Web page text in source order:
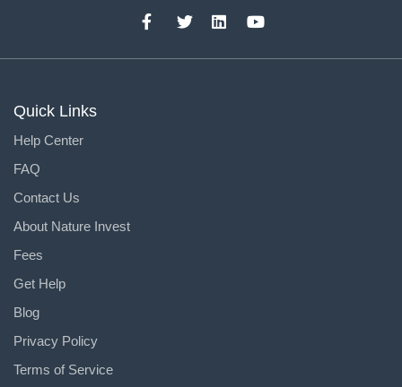
Quick Links
Help Center
FAQ
Contact Us
About Nature Invest
Fees
Get Help
Blog
Privacy Policy
Terms of Service